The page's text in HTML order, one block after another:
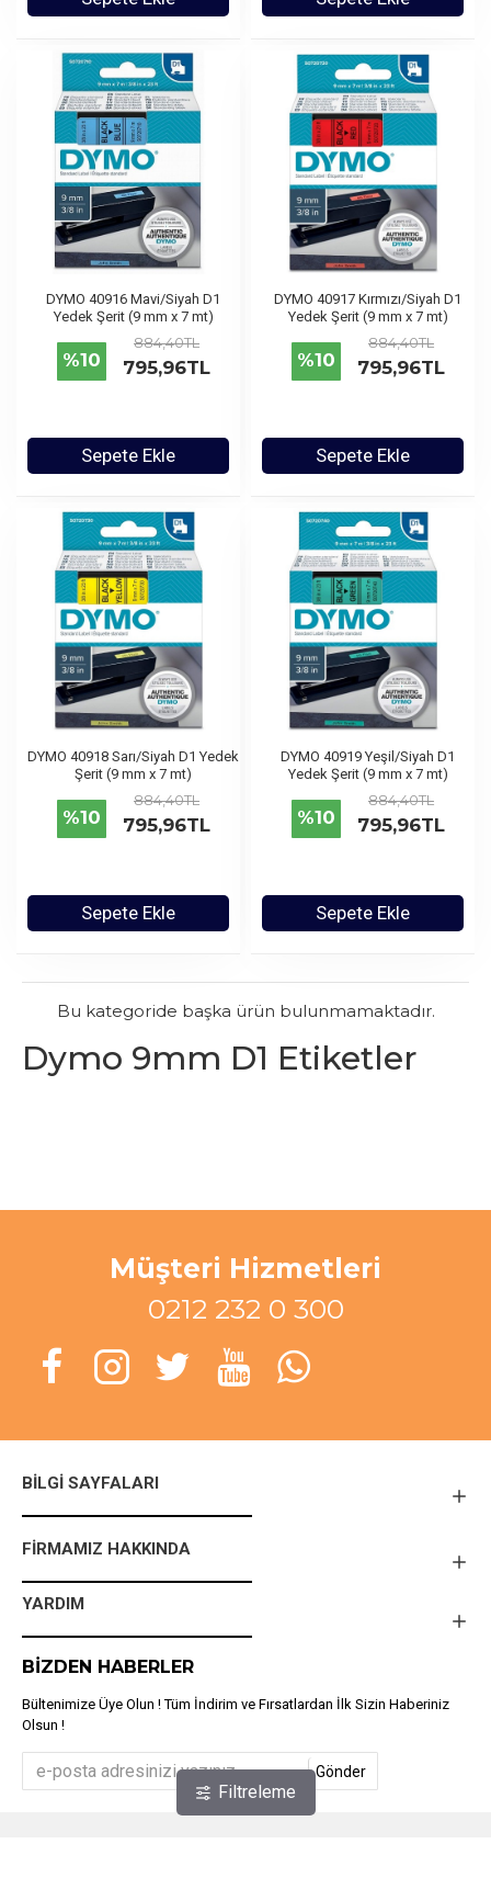
Dymo 9mm D1 Etiketler
DYMO 40916 Mavi/Siyah D1
Yedek Şerit (9 mm x 7 mt)
%10
884,40TL
795,96TL
Sepete Ekle
DYMO 40917 Kırmızı/Siyah D1
Yedek Şerit (9 mm x 7 mt)
%10
884,40TL
795,96TL
Sepete Ekle
DYMO 40918 Sarı/Siyah D1 Yedek
Şerit (9 mm x 7 mt)
%10
884,40TL
795,96TL
Sepete Ekle
DYMO 40919 Yeşil/Siyah D1
Yedek Şerit (9 mm x 7 mt)
%10
884,40TL
795,96TL
Sepete Ekle
Bu kategoride başka ürün bulunmamaktadır.
Müşteri Hizmetleri
0212 232 0 300
BILGI SAYFALARI
FIRMAMIZ HAKKINDA
YARDIM
BIZDEN HABERLER
Bültenimize Üye Olun ! Tüm İndirim ve Fırsatlardan İlk Sizin Haberiniz
Olsun !
Gönder
Filtreleme